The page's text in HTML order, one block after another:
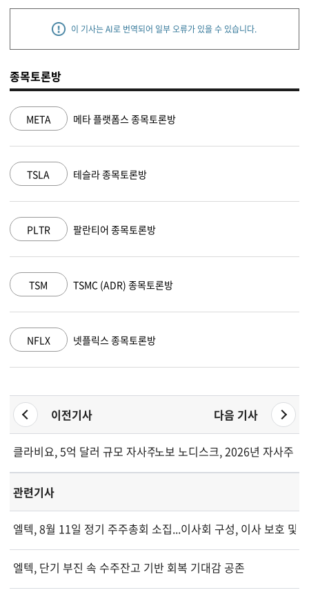
이 기사는 AI로 번역되어 일부 오류가 있을 수 있습니다.
종목토론방
NVDA 엔비디아 종목토론방
MSFT 마이크로소프트 종목토론방
AAPL 애플 종목토론방
AMZN 아마존 닷컴 종목토론방
GOOGL 알파벳 A 종목토론방
이전기사 다음 기사
클라비요, 5억 달러 규모 자사주 매입 프로그램 승인
노보 노디스크, 2026년 자사주
관련기사
엘텍, 8월 11일 정기 주주총회 소집...이사회 구성, 이사 보호 및
엘텍, 단기 부진 속 수주잔고 기반 회복 기대감 공존